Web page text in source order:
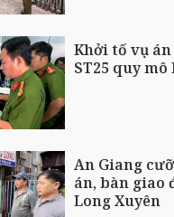
Khởi tố vụ
ST25 quy
An Giang
án, bàn giao
Long Xuyên